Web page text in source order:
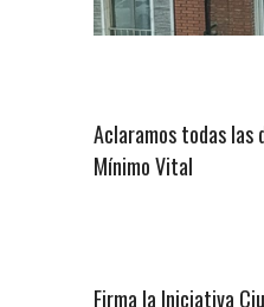
Aclaramos todas las
Mínimo Vital
Firma la Iniciativa